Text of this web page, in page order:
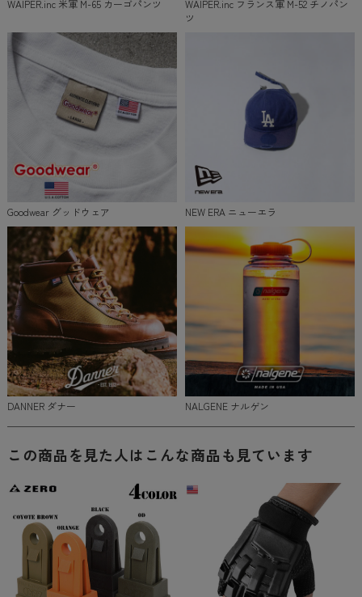
WAIPER.inc 米軍 M-65 カーゴパンツ
WAIPER.inc フランス軍 M-52 チノパン
ツ
Goodwear グッドウェア NEW ERA ニューエラ
DANNER ダナー NALGENE ナルゲン
この商品を見た人はこんな商品も見ています